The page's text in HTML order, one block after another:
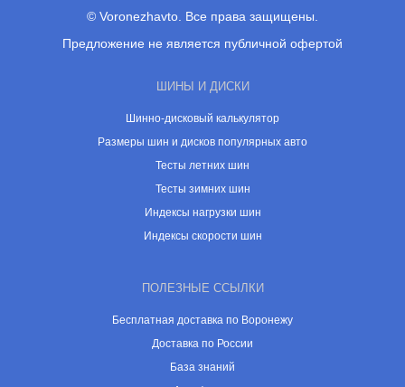
© Voronezhavto. Все права защищены.
Предложение не является публичной офертой
ШИНЫ И ДИСКИ
Шинно-дисковый калькулятор
Размеры шин и дисков популярных авто
Тесты летних шин
Тесты зимних шин
Индексы нагрузки шин
Индексы скорости шин
ПОЛЕЗНЫЕ ССЫЛКИ
Бесплатная доставка по Воронежу
Доставка по России
База знаний